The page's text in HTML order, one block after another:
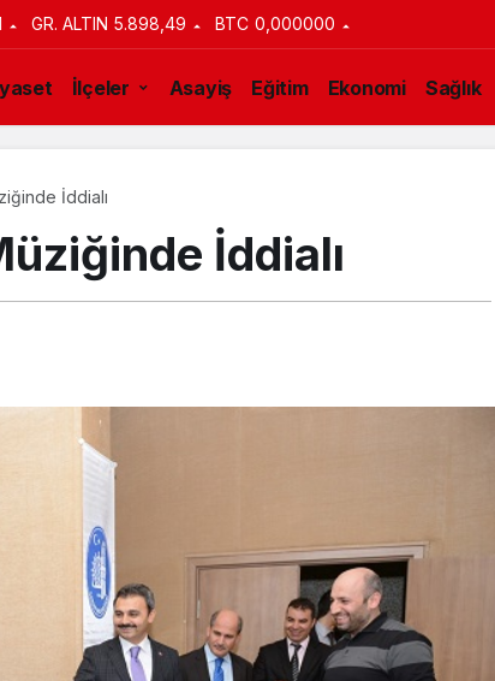
GR. ALTIN 5.898,49 BTC 0,000000
İlçeler Asayiş Eğitim Ekonomi Sağlık
İddialı
İddialı